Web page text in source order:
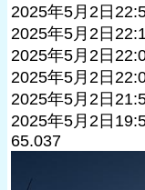
2025年5月2日
2025年5月2日
2025年5月2日
2025年5月2日
2025年5月2日
2025年5月2日
65.037